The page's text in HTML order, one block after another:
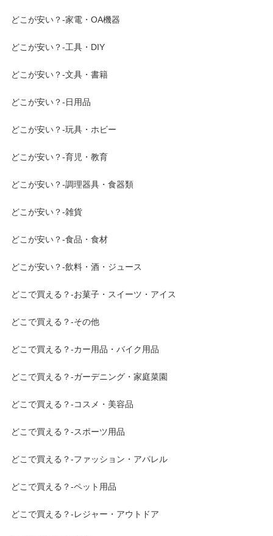
どこが安い？-家電・OA機器
どこが安い？-工具・DIY
どこが安い？-文具・書籍
どこが安い？-日用品
どこが安い？-玩具・ホビー
どこが安い？-育児・教育
どこが安い？-調理器具・食器類
どこが安い？-雑貨
どこが安い？-食品・食材
どこが安い？-飲料・酒・ジュース
どこで買える？-お菓子・スイーツ・アイス
どこで買える？-その他
どこで買える？-カー用品・バイク用品
どこで買える？-ガーデニング・家庭菜園
どこで買える？-コスメ・美容品
どこで買える？-スポーツ用品
どこで買える？-ファッション・アパレル
どこで買える？-ペット用品
どこで買える？-レジャー・アウトドア